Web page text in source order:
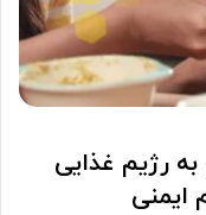
رژیم غذایی
ایمنی